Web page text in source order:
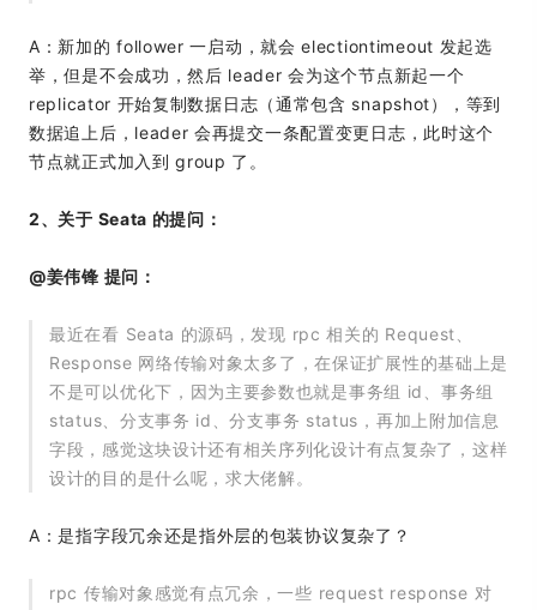
A：新加的 follower 一启动，就会 electiontimeout 发起选
举，但是不会成功，然后 leader 会为这个节点新起一个
replicator 开始复制数据日志（通常包含 snapshot），等到
数据追上后，leader 会再提交一条配置变更日志，此时这个
节点就正式加入到 group 了。
2、关于 Seata 的提问：
@姜伟锋 提问：
最近在看 Seata 的源码，发现 rpc 相关的 Request、
Response 网络传输对象太多了，在保证扩展性的基础上是
不是可以优化下，因为主要参数也就是事务组 id、事务组
status、分支事务 id、分支事务 status，再加上附加信息
字段，感觉这块设计还有相关序列化设计有点复杂了，这样
设计的目的是什么呢，求大佬解。
A：是指字段冗余还是指外层的包装协议复杂了？
rpc 传输对象感觉有点冗余，一些 request response 对